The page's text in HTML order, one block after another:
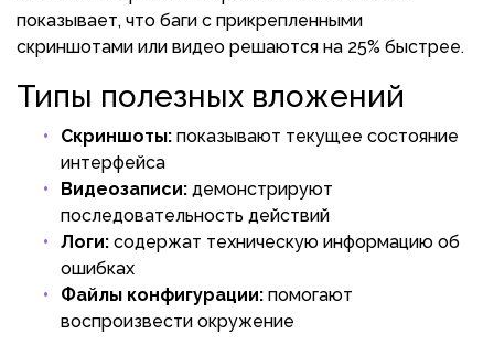
показывает, что баги с прикрепленными
скриншотами или видео решаются на 25% быстрее.
Типы полезных вложений
Скриншоты: показывают текущее состояние
интерфейса
Видеозаписи: демонстрируют
последовательность действий
Логи: содержат техническую информацию об
ошибках
Файлы конфигурации: помогают
воспроизвести окружение